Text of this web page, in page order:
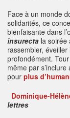
Face à un monde
solidarités, ce
bienfaisante dans
insurecta la soirée
rassembler,
profondément.
même par
pour plus
Dominique-
lettres